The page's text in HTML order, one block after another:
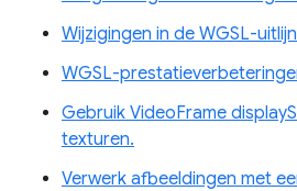
Wijzigingen in de WGSL-
WGSL-
Gebruik VideoFrame
texturen.
Verwerk afbeeldingen met